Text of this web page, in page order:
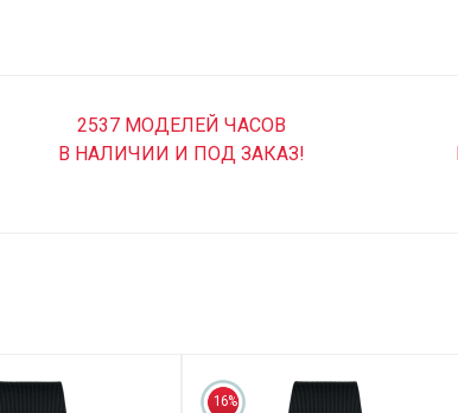
2537 МОДЕЛЕЙ ЧАСОВ
В НАЛИЧИИ И ПОД ЗАКАЗ!
16%